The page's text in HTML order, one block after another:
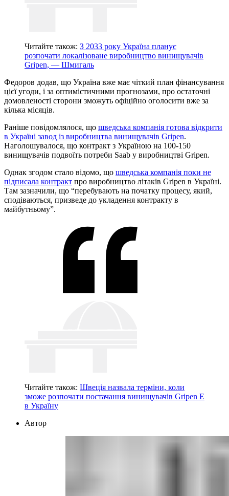
Читайте також: З 2033 року Україна планує
розпочати локалізоване виробництво винищувачів
Gripen, — Шмигаль
Федоров додав, що Україна вже має чіткий план фінансування
цієї угоди, і за оптимістичними прогнозами, про остаточні
домовленості сторони зможуть офіційно оголосити вже за
кілька місяців.
Раніше повідомлялося, що шведська компанія готова відкрити
в Україні завод із виробництва винищувачів Gripen.
Наголошувалося, що контракт з Україною на 100-150
винищувачів подвоїть потреби Saab у виробництві Gripen.
Однак згодом стало відомо, що шведська компанія поки не
підписала контракт про виробництво літаків Gripen в Україні.
Там зазначили, що “перебувають на початку процесу, який,
сподіваються, призведе до укладення контракту в
майбутньому”.
Читайте також: Швеція назвала терміни, коли
зможе розпочати постачання винищувачів Gripen E
в Україну
Автор